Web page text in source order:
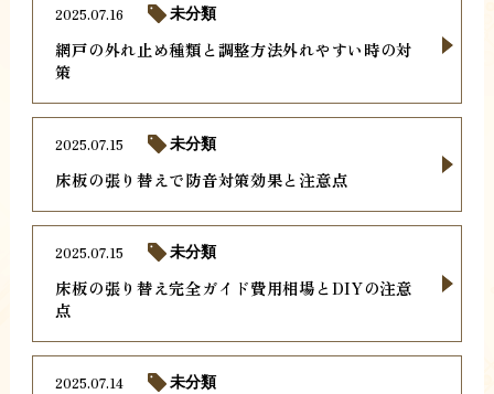
網戸の外れ止め種類と調整方法外れやすい時の対
策
2025.07.16 未分類
床板の張り替えで防音対策効果と注意点
2025.07.15 未分類
床板の張り替え完全ガイド費用相場とDIYの注意
点
2025.07.15 未分類
2025.07.14 未分類